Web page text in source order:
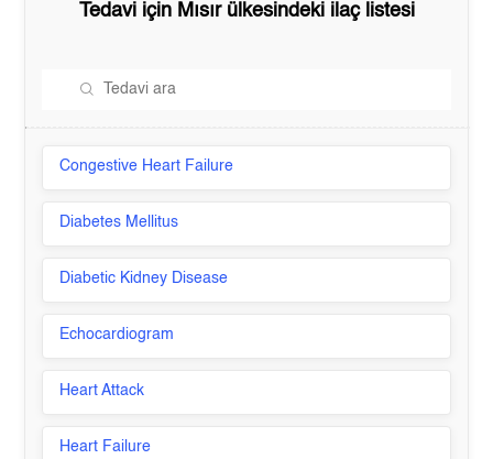
Tedavi için Mısırülkesindeki ilaç listesi
Congestive Heart Failure
Diabetes Mellitus
Diabetic Kidney Disease
Echocardiogram
Heart Attack
Heart Failure